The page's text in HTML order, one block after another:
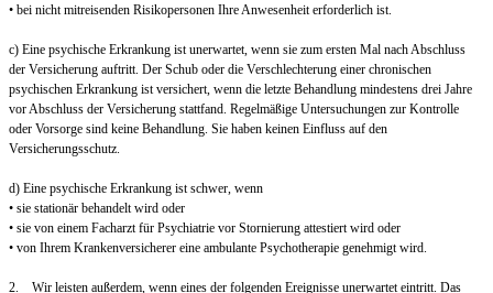
• bei nicht mitreisenden Risikopersonen Ihre Anwesenheit erforderlich ist.
c) Eine psychische Erkrankung ist unerwartet, wenn sie zum ersten Mal nach Abschluss
der Versicherung auftritt. Der Schub oder die Verschlechterung einer chronischen
psychischen Erkrankung ist versichert, wenn die letzte Behandlung mindestens drei Jahre
vor Abschluss der Versicherung stattfand. Regelmäßige Untersuchungen zur Kontrolle
oder Vorsorge sind keine Behandlung. Sie haben keinen Einfluss auf den
Versicherungsschutz.
d) Eine psychische Erkrankung ist schwer, wenn
• sie stationär behandelt wird oder
• sie von einem Facharzt für Psychiatrie vor Stornierung attestiert wird oder
• von Ihrem Krankenversicherer eine ambulante Psychotherapie genehmigt wird.
2. Wir leisten außerdem, wenn eines der folgenden Ereignisse unerwartet eintritt. Das